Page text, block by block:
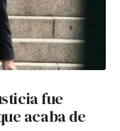
fue
acaba de